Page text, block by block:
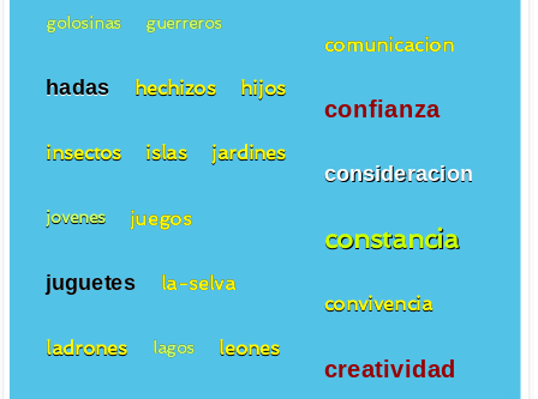
comunicacion
confianza
consideracion
constancia
convivencia
creatividad
golosinas guerreros
hadas hechizos hijos
insectos islas jardines
jovenes juegos
juguetes la-selva
ladrones lagos leones